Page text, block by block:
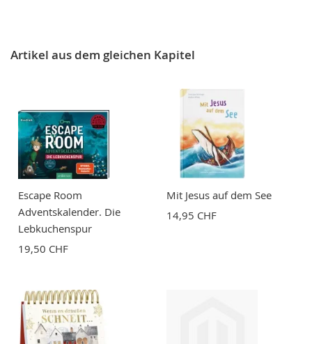
Artikel aus dem gleichen Kapitel
Escape Room
Adventskalender. Die
Lebkuchenspur
19,50 CHF
Mit Jesus auf dem See
14,95 CHF